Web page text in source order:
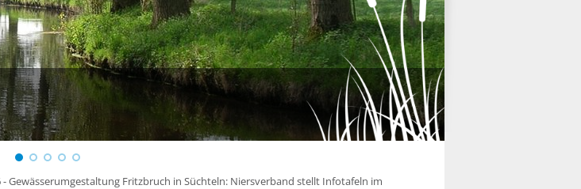
- Gewässerumgestaltung Fritzbruch in Süchteln: Niersverband stellt Infotafeln im